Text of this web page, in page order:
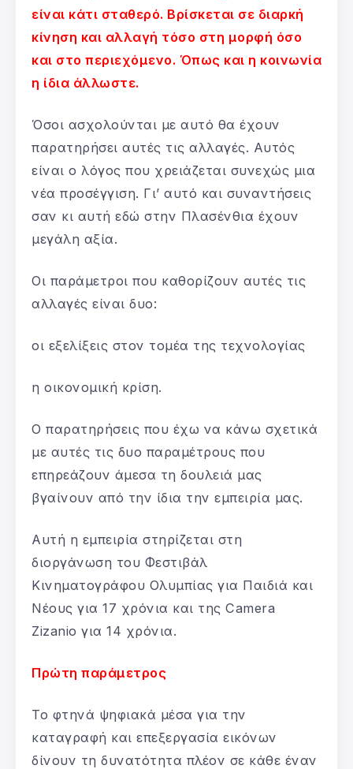
είναι κάτι σταθερό. Βρίσκεται σε διαρκή
κίνηση και αλλαγή τόσο στη μορφή όσο
και στο περιεχόμενο. Όπως και η κοινωνία
η ίδια άλλωστε.
Όσοι ασχολούνται με αυτό θα έχουν
παρατηρήσει αυτές τις αλλαγές. Αυτός
είναι ο λόγος που χρειάζεται συνεχώς μια
νέα προσέγγιση. Γι’ αυτό και συναντήσεις
σαν κι αυτή εδώ στην Πλασένθια έχουν
μεγάλη αξία.
Οι παράμετροι που καθορίζουν αυτές τις
αλλαγές είναι δυο:
οι εξελίξεις στον τομέα της τεχνολογίας
η οικονομική κρίση.
Ο παρατηρήσεις που έχω να κάνω σχετικά
με αυτές τις δυο παραμέτρους που
επηρεάζουν άμεσα τη δουλειά μας
βγαίνουν από την ίδια την εμπειρία μας.
Αυτή η εμπειρία στηρίζεται στη
διοργάνωση του Φεστιβάλ
Κινηματογράφου Ολυμπίας για Παιδιά και
Νέους για 17 χρόνια και της Camera
Zizanio για 14 χρόνια.
Πρώτη παράμετρος
Το φτηνά ψηφιακά μέσα για την
καταγραφή και επεξεργασία εικόνων
δίνουν τη δυνατότητα πλέον σε κάθε έναν